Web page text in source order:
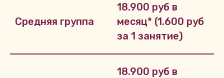
Средняя группа
18.900 руб в
месяц* (1.600 руб
за 1 занятие)
18.900 руб в